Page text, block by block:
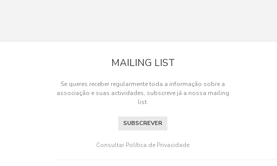
MAILING LIST
Se queres receber regularmente toda a informação sobre a
associação e suas actividades, subscreve já a nossa mailing
list.
SUBSCREVER
Consultar Política de Privacidade